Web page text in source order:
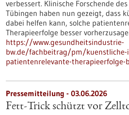
verbessert. Klinische Forschende
Tübingen haben nun gezeigt, dass
dabei helfen kann, solche
Therapieerfolge besser
https://www.gesundheitsindustrie-
bw.de/fachbeitrag/pm/kuenstliche-
patientenrelevante-therapieerfolge-
Pressemitteilung - 03.06.2026
Fett-Trick schützt vor